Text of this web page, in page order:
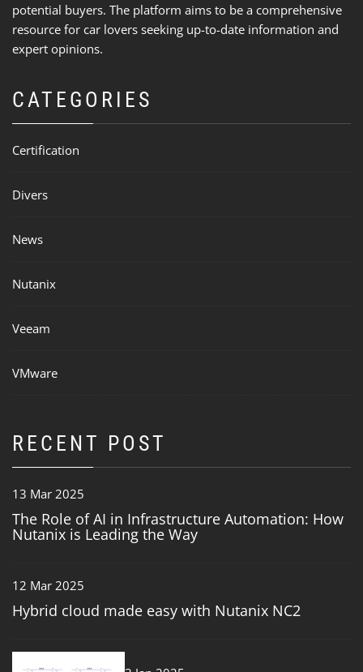
potential buyers. The platform aims to be a comprehensive
resource for car lovers seeking up-to-date information and
expert opinions.
CATEGORIES
Certification
Divers
News
Nutanix
Veeam
VMware
RECENT POST
13 Mar 2025
The Role of AI in Infrastructure Automation: How
Nutanix is Leading the Way
12 Mar 2025
Hybrid cloud made easy with Nutanix NC2